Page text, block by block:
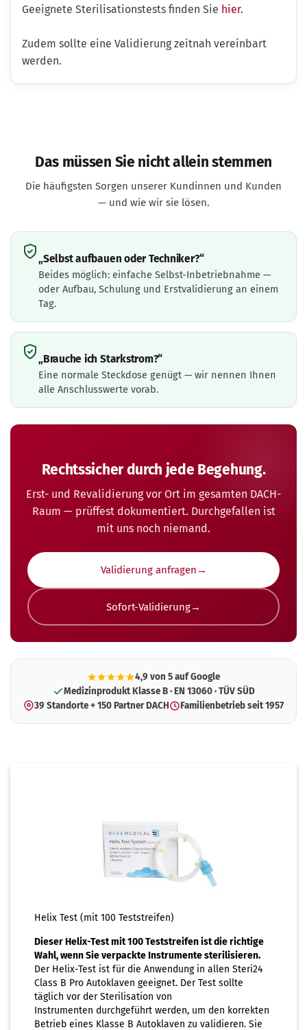
Geeignete Sterilisationstests finden Sie hier.
Zudem sollte eine Validierung zeitnah vereinbart
werden.
Das müssen Sie nicht allein stemmen
Die häufigsten Sorgen unserer Kundinnen und Kunden
— und wie wir sie lösen.
„Selbst aufbauen oder Techniker?“
Beides möglich: einfache Selbst-Inbetriebnahme —
oder Aufbau, Schulung und Erstvalidierung an einem
Tag.
„Brauche ich Starkstrom?“
Eine normale Steckdose genügt — wir nennen Ihnen
alle Anschlusswerte vorab.
Rechtssicher durch jede Begehung.
Erst- und Revalidierung vor Ort im gesamten DACH-
Raum — prüffest dokumentiert. Durchgefallen ist
mit uns noch niemand.
Validierung anfragen
Sofort-Validierung
4,9 von 5 auf Google
Medizinprodukt Klasse B · EN 13060 · TÜV SÜD
39 Standorte + 150 Partner DACH
Familienbetrieb seit 1957
Helix Test (mit 100 Teststreifen)
Dieser Helix-Test mit 100 Teststreifen ist die richtige
Wahl, wenn Sie verpackte Instrumente sterilisieren.
Der Helix-Test ist für die Anwendung in allen Steri24
Class B Pro Autoklaven geeignet. Der Test sollte
täglich vor der Sterilisation von
Instrumenten durchgeführt werden, um den korrekten
Betrieb eines Klasse B Autoklaven zu validieren. Sie